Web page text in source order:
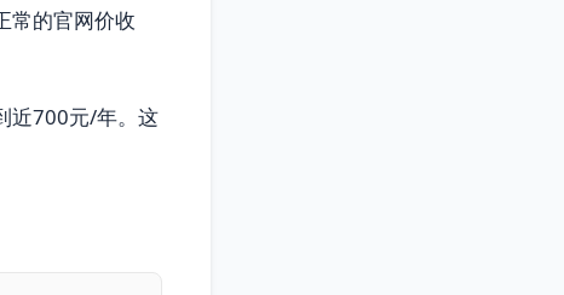
常的官网价收
近700元/年。这